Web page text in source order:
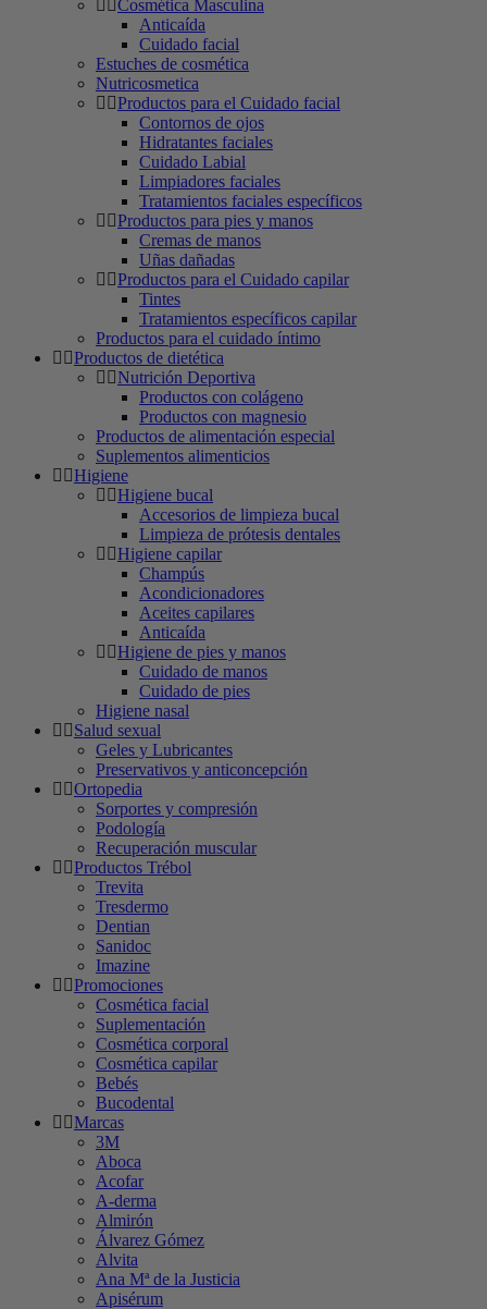
Cosmética Masculina
Anticaída
Cuidado facial
Estuches de cosmética
Nutricosmetica
Productos para el Cuidado facial
Contornos de ojos
Hidratantes faciales
Cuidado Labial
Limpiadores faciales
Tratamientos faciales específicos
Productos para pies y manos
Cremas de manos
Uñas dañadas
Productos para el Cuidado capilar
Tintes
Tratamientos específicos capilar
Productos para el cuidado íntimo
Productos de dietética
Nutrición Deportiva
Productos con colágeno
Productos con magnesio
Productos de alimentación especial
Suplementos alimenticios
Higiene
Higiene bucal
Accesorios de limpieza bucal
Limpieza de prótesis dentales
Higiene capilar
Champús
Acondicionadores
Aceites capilares
Anticaída
Higiene de pies y manos
Cuidado de manos
Cuidado de pies
Higiene nasal
Salud sexual
Geles y Lubricantes
Preservativos y anticoncepción
Ortopedia
Sorportes y compresión
Podología
Recuperación muscular
Productos Trébol
Trevita
Tresdermo
Dentian
Sanidoc
Imazine
Promociones
Cosmética facial
Suplementación
Cosmética corporal
Cosmética capilar
Bebés
Bucodental
Marcas
3M
Aboca
Acofar
A-derma
Almirón
Álvarez Gómez
Alvita
Ana Mª de la Justicia
Apisérum